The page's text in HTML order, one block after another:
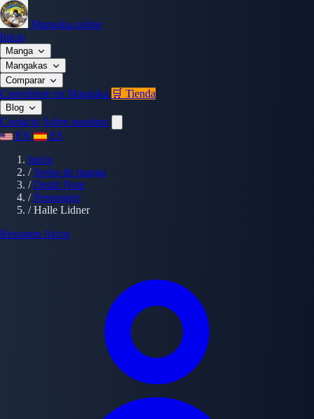
Mangaka.online
Inicio
Manga
Mangakas
Comparar
Conviértete en Mangaka 🛒 Tienda
Blog
Contacto Sobre nosotros
EN
ES
Inicio
/ Series de manga
/ Death Note
/ Personajes
/ Halle Lidner
Resumen Arcos